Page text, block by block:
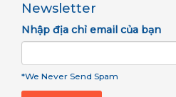
Newsletter
Nhập địa chỉ email của bạn
*We Never Send Spam